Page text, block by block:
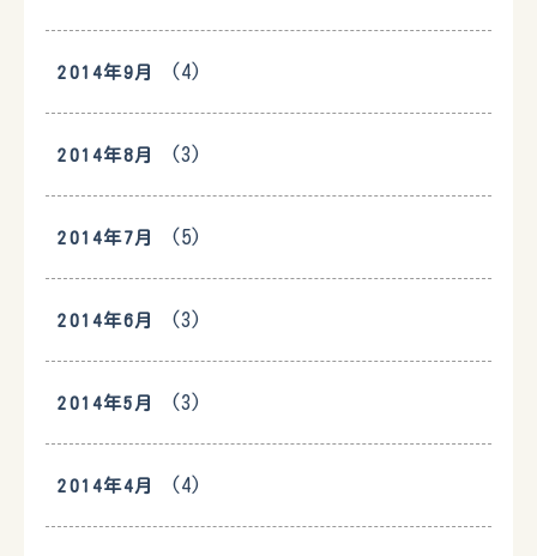
2014年9月 (4)
2014年8月 (3)
2014年7月 (5)
2014年6月 (3)
2014年5月 (3)
2014年4月 (4)